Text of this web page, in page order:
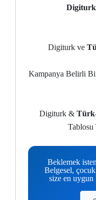
Digiturk
Digiturk ve
Kampanya Belirli
Digiturk &
Tablosu
Beklemek
Belgesel,
size en uygun